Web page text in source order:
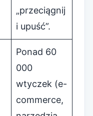
„przeciągnij
i upuść”.
Ponad 60
000
wtyczek (e-
commerce,